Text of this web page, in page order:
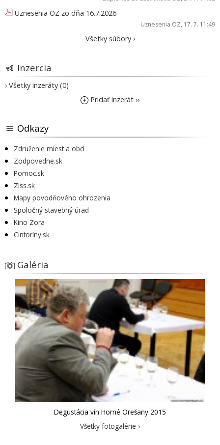
Uznesenia OZ zo dňa 16.7.2026
Uznesenia OZ, 17. 7. 11:49
Všetky súbory ›
Inzercia
› Všetky inzeráty (0)
Pridať inzerát ››
Odkazy
Združenie miest a obcí
Zodpovedne.sk
Pomoc.sk
Ziss.sk
Mapy povodňového ohrozenia
Spoločný stavebný úrad
Kino Zora
Cintoríny.sk
Galéria
Degustácia vín Horné Orešany 2015
Všetky fotogalérie ›